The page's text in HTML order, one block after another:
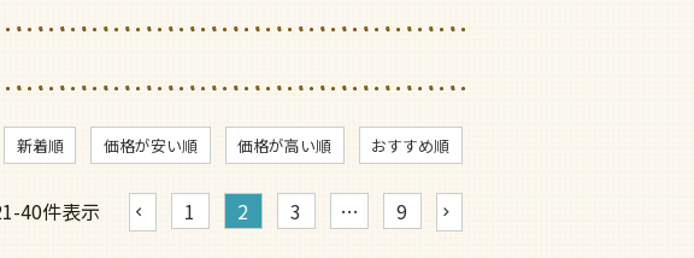
新着順 価格が安い順 価格が高い順 おすすめ順
-40件表示 1 2 3 … 9